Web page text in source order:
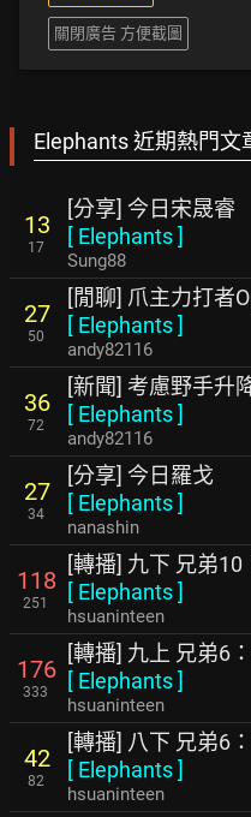
關閉廣告 方便截圖
Elephants 近期熱門文
13
17
[分享] 今日宋晟睿
[ Elephants]
Sung88
27
50
[閒聊] 爪主力打者
[ Elephants]
andy82116
36
72
[新聞] 考慮野手升
[ Elephants]
andy82116
27
34
[分享] 今日羅戈
[ Elephants]
nanashin
118
251
[轉播] 九下 兄弟10
[ Elephants]
hsuaninteen
176
333
[轉播] 九上 兄弟6
[ Elephants]
hsuaninteen
42
82
[轉播] 八下 兄弟6
[ Elephants]
hsuaninteen